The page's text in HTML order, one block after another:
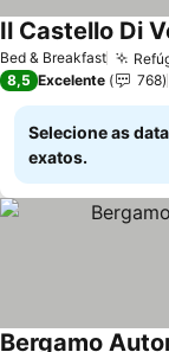
Bed & Breakfast
Il Castello Di
8,5 Excelente 768
Selecione as
exatos.
Bergamo